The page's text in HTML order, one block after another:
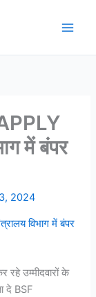
में बंपर
2024
विभाग में बंपर
रहे उम्मीदवारों के
दे BSF